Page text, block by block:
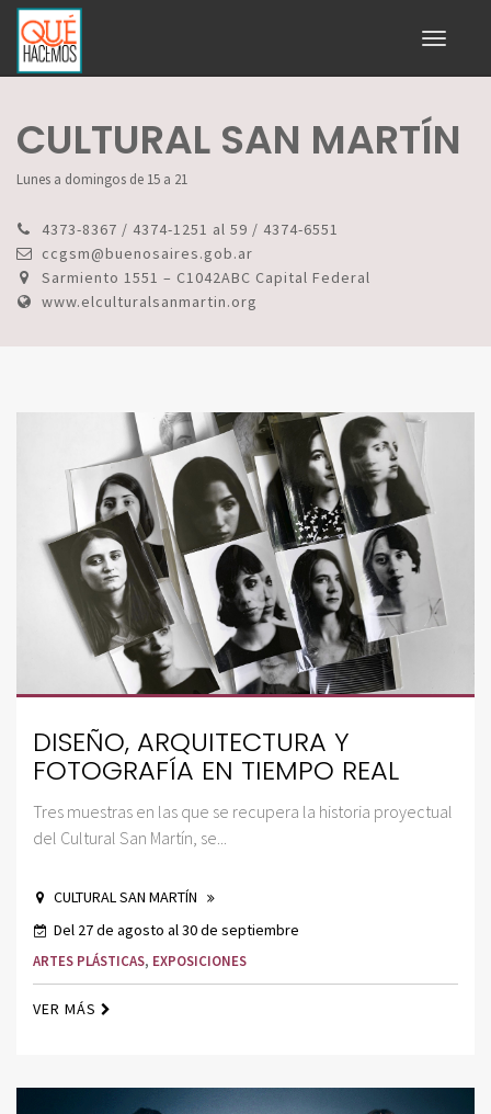
Toggle
CULTURAL SAN MARTÍN
Lunes a domingos de 15 a 21
4373-8367 / 4374-1251 al 59 / 4374-6551
ccgsm@buenosaires.gob.ar
Sarmiento 1551 – C1042ABC Capital Federal
www.elculturalsanmartin.org
DISEÑO, ARQUITECTURA Y
FOTOGRAFÍA EN TIEMPO REAL
Tres muestras en las que se recupera la historia proyectual
del Cultural San Martín, se...
CULTURAL SAN MARTÍN
Del 27 de agosto al 30 de septiembre
ARTES PLÁSTICAS, EXPOSICIONES
VER MÁS